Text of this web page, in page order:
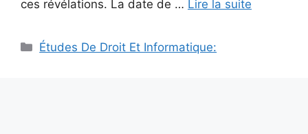
ces révélations. La date de … Lire la suite
Catégories
Études De Droit Et Informatique: